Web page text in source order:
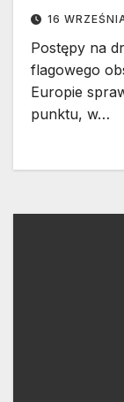
16
Postępy na
flagowego
Europie
punktu, w…